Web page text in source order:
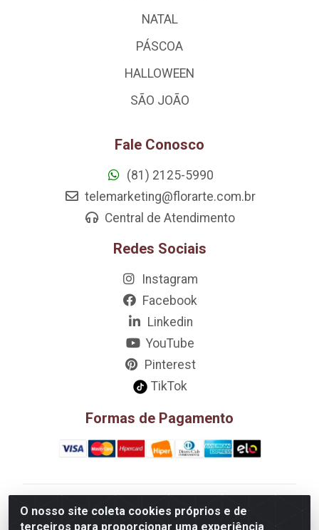
O nosso site coleta cookies próprios e de
terceiros para proporcionar uma experiência
NATAL
PÁSCOA
HALLOWEEN
SÃO JOÃO
Fale Conosco
(81) 2125-5990
telemarketing@florarte.com.br
Central de Atendimento
Redes Sociais
Instagram
Facebook
Linkedin
YouTube
Pinterest
TikTok
Formas de Pagamento
D&A Decoração e Ambientação LTDA - Rua Riachão,
807 – 3A, 4A, 5A, 12A, 14A - Muribeca, Jaboatão dos